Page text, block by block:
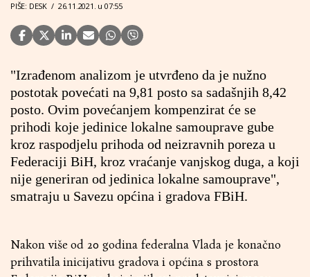
PIŠE: DESK / 26.11.2021. u 07:55
"Izrađenom analizom je utvrđeno da je nužno
postotak povećati na 9,81 posto sa sadašnjih 8,42
posto. Ovim povećanjem kompenzirat će se
prihodi koje jedinice lokalne samouprave gube
kroz raspodjelu prihoda od neizravnih poreza u
Federaciji BiH, kroz vraćanje vanjskog duga, a koji
nije generiran od jedinica lokalne samouprave",
smatraju u Savezu općina i gradova FBiH.
Nakon više od 20 godina federalna Vlada je konačno
prihvatila inicijativu gradova i općina s prostora